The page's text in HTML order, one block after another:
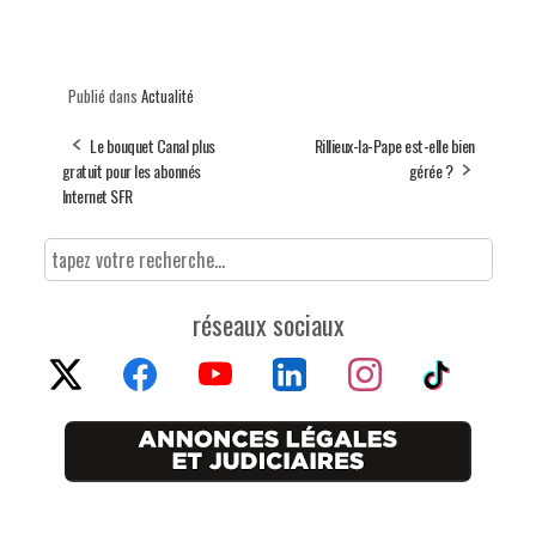
Publié dans Actualité
Le bouquet Canal plus
gratuit pour les abonnés
Internet SFR
Rillieux-la-Pape est-elle bien
gérée ?
réseaux sociaux